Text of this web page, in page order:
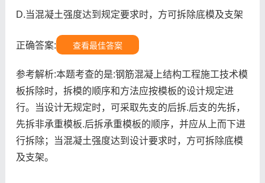
D.当混凝土强度达到规定要求时，方可拆除底模及支架
正确答案: 查看最佳答案
参考解析:本题考查的是:钢筋混凝上结构工程施工技术模
板拆除时，拆模的顺序和方法应按模板的设计规定进
行。当设计无规定时，可采取先支的后拆.后支的先拆，
先拆非承重模板.后拆承重模板的顺序，并应从上而下进
行拆除；当混凝土强度达到设计要求时，方可拆除底模
及支架。